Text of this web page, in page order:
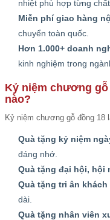
nhiệt phù hợp từng
Miễn phí giao hàng
chuyển toàn quốc.
Hơn 1.000+ doanh
kinh nghiệm trong
Kỷ niệm chương
nào?
Kỷ niệm chương gỗ đồng
Quà tặng kỷ niệm
đáng nhớ.
Quà tặng đại hội, hội
Quà tặng tri ân khách
dài.
Quà tặng nhân viên